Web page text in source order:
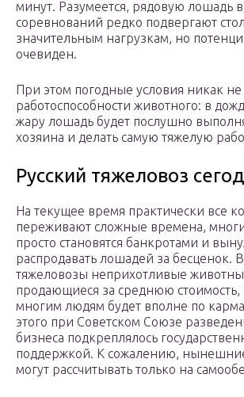
минут. Разумеется, рядовую лошадь
соревнований редко подвергают
значительным нагрузкам, но
очевиден.
При этом погодные условия никак не
работоспособности животного: в
жару лошадь будет послушно
хозяина и делать самую тяжелую
Русский тяжеловоз
На текущее время практически все
переживают сложные времена,
просто становятся банкротами и
распродавать лошадей за бесценок.
тяжеловозы неприхотливые
продающиеся за среднюю стоимость,
многим людям будет вполне по
этого при Советском Союзе
бизнеса подкреплялось
поддержкой. К сожалению,
могут рассчитывать только на